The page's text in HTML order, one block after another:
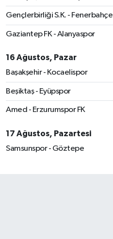
Gençlerbirliği S.K. - Fenerbahçe
Gaziantep FK - Alanyaspor
16 Ağustos, Pazar
Başakşehir - Kocaelispor
Beşiktaş - Eyüpspor
Amed - Erzurumspor FK
17 Ağustos, Pazartesi
Samsunspor - Göztepe